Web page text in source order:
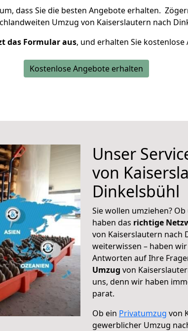
dass Sie die besten Angebote erhalten.
Umzug von Kaiserslautern nach
das Formular aus, und erhalten Sie kostenlose
Kostenlose Angebote erhalten
Unser
von
Dinkelsbühl
Sie wollen umziehen?
haben das richtige
von Kaiserslautern nach
weiterwissen – haben
Antworten auf Ihre
Umzug von
uns, denn wir haben
parat.
Ob ein Privatumzug von
gewerblicher Umzug